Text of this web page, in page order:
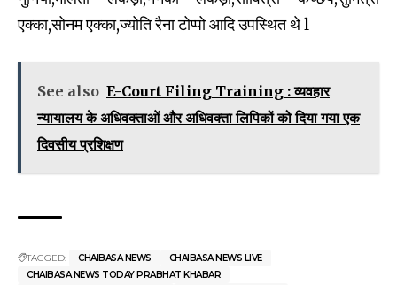
एक्का,सोनम एक्का,ज्योति रैना टोप्पोआदि उपस्थित थेl
See also E-Court Filing Training : व्यवहार
न्यायालय के अधिवक्ताओं और अधिवक्ता लिपिकों को दिया गया एक
दिवसीय प्रशिक्षण
TAGGED: CHAIBASA NEWS
CHAIBASA NEWS LIVE
CHAIBASA NEWS TODAY PRABHAT KHABAR